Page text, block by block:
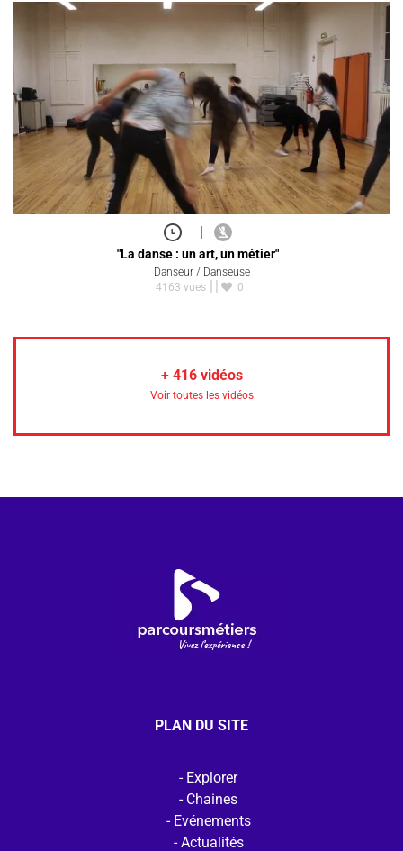
|
"La danse : un art, un métier"
Danseur / Danseuse
4163 vues
0
+ 416vidéos
Voir toutes les vidéos
PLAN DU SITE
Explorer
Chaines
Evénements
Actualités